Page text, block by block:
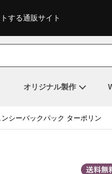
する通販サイト
オリジナル製作
シーバックパック ターポリン